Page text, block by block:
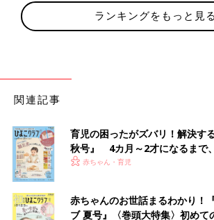
ランキングをもっと見る
関連記事
育児の困ったがズバリ！解決す
秋号』 4カ月～2才になるまで
いっぱい！
赤ちゃん・育児
赤ちゃんのお世話まるわかり！
ブ 夏号』〈巻頭大特集〉初めて